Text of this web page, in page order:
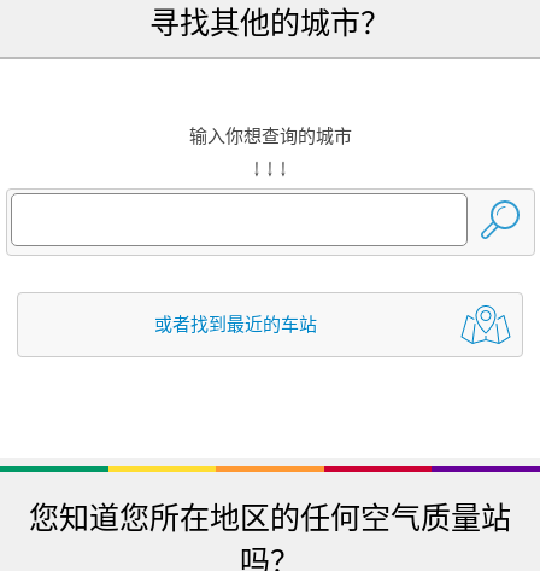
寻找其他的城市？
输入你想查询的城市
↓ ↓ ↓
或者找到最近的车站
您知道您所在地区的任何空气质量站
吗？